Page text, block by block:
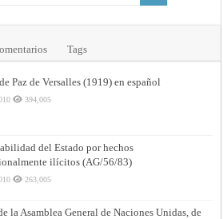
Tags
Paz de Versalles (1919) en español
394,005
del Estado por hechos
ilícitos (AG/56/83)
263,005
la Asamblea General de Naciones Unidas, de